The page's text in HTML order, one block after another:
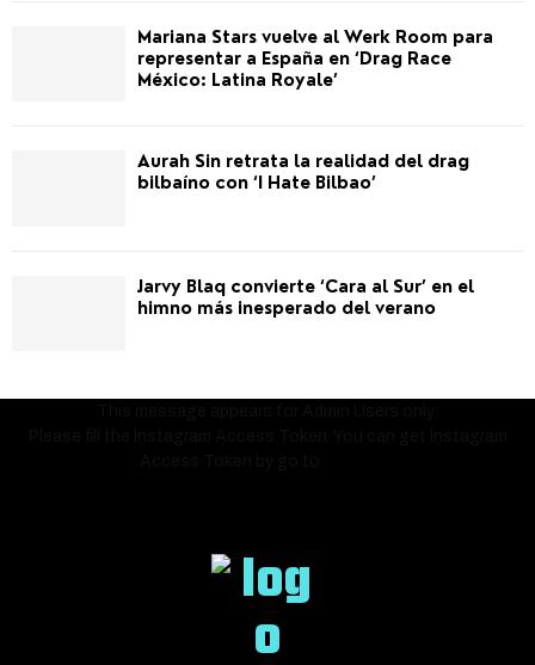
Mariana Stars vuelve al Werk Room para
representar a España en ‘Drag Race
México: Latina Royale’
Aurah Sin retrata la realidad del drag
bilbaíno con ‘I Hate Bilbao’
Jarvy Blaq convierte ‘Cara al Sur’ en el
himno más inesperado del verano